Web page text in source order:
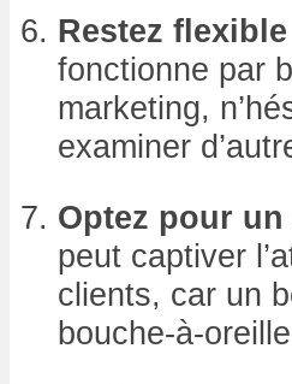
Restez flexible
fonctionne par
marketing,
examiner
Optez pour
peut captiver
clients, car un
bouche-à-